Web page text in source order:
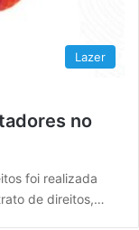
Lazer
no
foi realizada
de direitos,…